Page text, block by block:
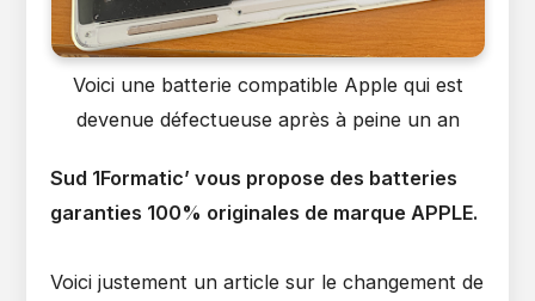
Voici une batterie compatible Apple qui est
devenue défectueuse après à peine un an
Sud 1Formatic’ vous propose des batteries
garanties 100% originales de marque APPLE.
Voici justement un article sur le changement de